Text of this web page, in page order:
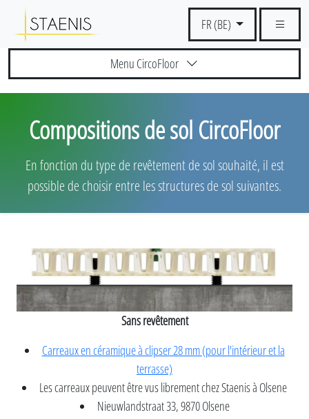
FR (BE)
Menu CircoFloor
Compositions de sol CircoFloor
En fonction du type de revêtement de sol souhaité, il est
possible de choisir entre les structures de sol suivantes.
Sans revêtement
Carreaux en céramique à clipser 28 mm (pour l'intérieur et la
terrasse)
Les carreaux peuvent être vus librement chez Staenis à Olsene
Nieuwlandstraat 33, 9870 Olsene